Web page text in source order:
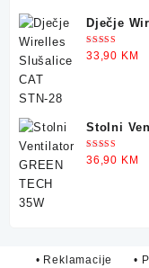
Dječje
Ocjenjeno
5.00od 5
33,90 KM
Stolni
Ocjenjeno
5.00od 5
36,90 KM
• Reklamacije •